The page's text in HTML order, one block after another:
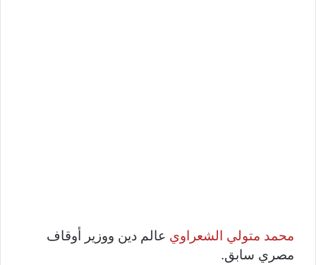
محمد متولي الشعراوي عالم دين ووزير أوقاف
مصري سابق.